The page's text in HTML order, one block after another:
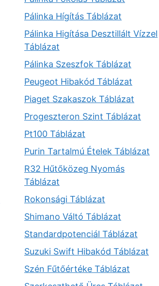
Pálinka Hígítás Táblázat
Pálinka Higítása Desztillált Vízzel
Táblázat
Pálinka Szeszfok Táblázat
Peugeot Hibakód Táblázat
Piaget Szakaszok Táblázat
Progeszteron Szint Táblázat
Pt100 Táblázat
Purin Tartalmú Ételek Táblázat
R32 Hűtőközeg Nyomás
Táblázat
Rokonsági Táblázat
Shimano Váltó Táblázat
Standardpotenciál Táblázat
Suzuki Swift Hibakód Táblázat
Szén Fűtőértéke Táblázat